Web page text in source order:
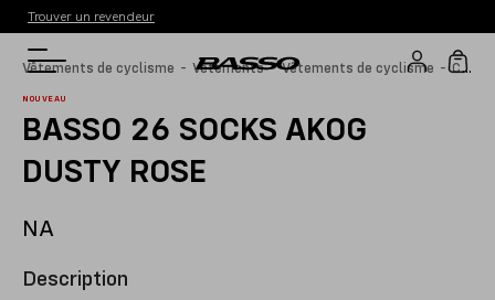
Trouver un revendeur
Vêtements de cyclisme - Vêtements - Vêtements de cyclisme - C
haussettes
NOUVEAU
BASSO 26 SOCKS AKOG
DUSTY ROSE
NA
Description